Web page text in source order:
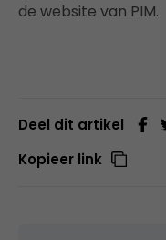
de website van PIM.
Deel dit artikel
Kopieer link